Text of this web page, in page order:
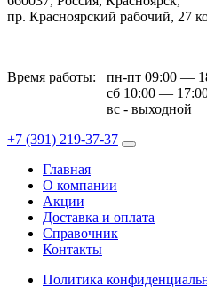
пр. Красноярский рабочий, 27
Время работы:
пн-пт 09:00 —
сб 10:00 —
вс - выходной
+7 (391) 219-37-37
Главная
О компании
Акции
Доставка и оплата
Справочник
Контакты
Политика